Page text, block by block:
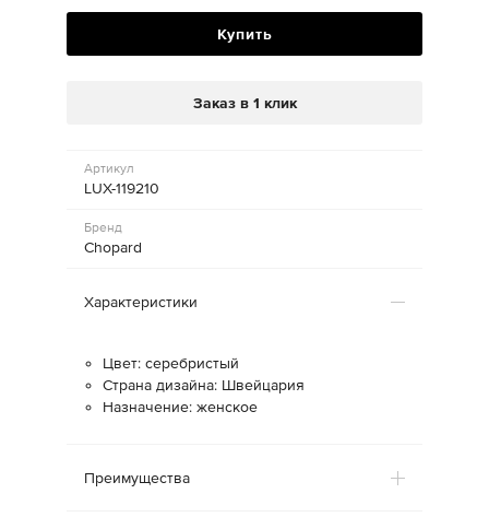
Купить
Заказ в 1 клик
Артикул
LUX-119210
Бренд
Chopard
Характеристики
Цвет: серебристый
Страна дизайна: Швейцария
Назначение: женское
Преимущества